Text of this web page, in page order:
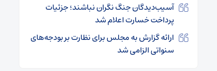
آسیب‌دیدگان جنگ نگران نباشند؛ جزئیات
پرداخت خسارت اعلام شد
ارائه گزارش‌ به مجلس برای نظارت بر بودجه‌های
سنواتی الزامی شد